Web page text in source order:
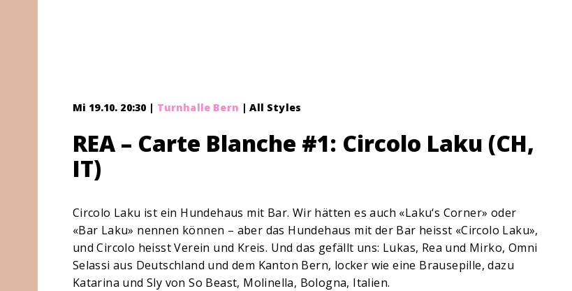
Mi 19.10. 20:30 | Turnhalle Bern | All Styles
REA – Carte Blanche #1: Circolo Laku (CH,
IT)
Circolo Laku ist ein Hundehaus mit Bar. Wir hätten es auch «Laku‘s Corner» oder
«Bar Laku» nennen können – aber das Hundehaus mit der Bar heisst «Circolo Laku»,
und Circolo heisst Verein und Kreis. Und das gefällt uns: Lukas, Rea und Mirko, Omni
Selassi aus Deutschland und dem Kanton Bern, locker wie eine Brausepille, dazu
Katarina und Sly von So Beast, Molinella, Bologna, Italien.